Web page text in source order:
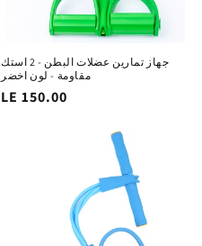
جهاز تمارين عضلات البطن - 2 استك
مقاومة - لون اخضر
السغر
LE 150.00